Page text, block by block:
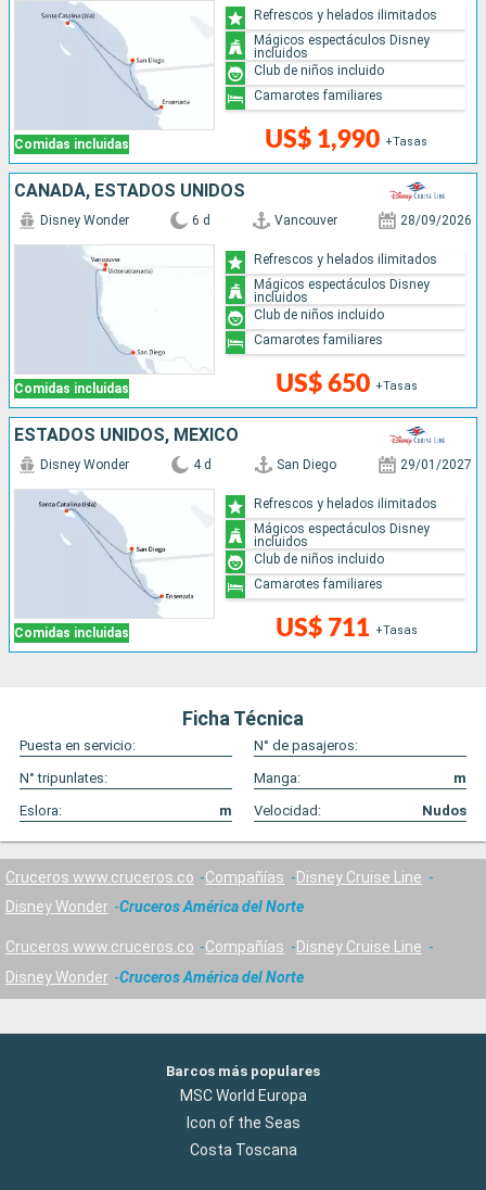
Comidas incluidas US$ 1,990 +Tasas
Refrescos y helados ilimitados
Mágicos espectáculos Disney
incluidos
Club de niños incluido
Camarotes familiares
CANADÁ, ESTADOS UNIDOS
Comidas incluidas
Disney Wonder 6 d Vancouver 28/09/2026
US$ 650 +Tasas
Refrescos y helados ilimitados
Mágicos espectáculos Disney
incluidos
Club de niños incluido
Camarotes familiares
ESTADOS UNIDOS, MÉXICO
Comidas incluidas
Disney Wonder 4 d San Diego 29/01/2027
US$ 711 +Tasas
Refrescos y helados ilimitados
Mágicos espectáculos Disney
incluidos
Club de niños incluido
Camarotes familiares
Ficha Técnica
Puesta en servicio:
N° de pasajeros:
N° tripunlates:
Manga:
m
Eslora:
m Velocidad: Nudos
Cruceros www.cruceros.co Compañías
Disney Cruise Line
Disney Wonder
Cruceros América del Norte
Cruceros www.cruceros.co Compañías
Disney Cruise Line
Disney Wonder
Cruceros América del Norte
Barcos más populares
MSC World Europa
Icon of the Seas
Costa Toscana